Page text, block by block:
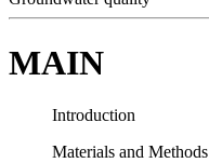
MAIN
Introduction
Materials and Methods